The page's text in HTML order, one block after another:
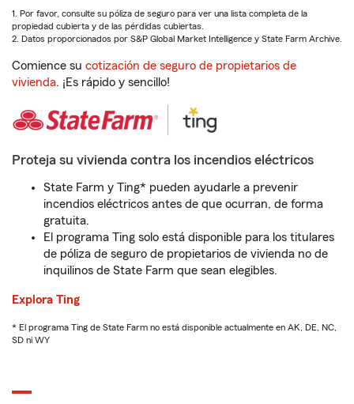
1. Por favor, consulte su póliza de seguro para ver una lista completa de la
propiedad cubierta y de las pérdidas cubiertas.
2. Datos proporcionados por S&P Global Market Intelligence y State Farm Archive.
Comience su cotización de seguro de propietarios de
vivienda. ¡Es rápido y sencillo!
Proteja su vivienda contra los incendios eléctricos
State Farm y Ting* pueden ayudarle a prevenir
incendios eléctricos antes de que ocurran, de forma
gratuita.
El programa Ting solo está disponible para los titulares
de póliza de seguro de propietarios de vivienda no de
inquilinos de State Farm que sean elegibles.
Explora Ting
* El programa Ting de State Farm no está disponible actualmente en AK, DE, NC,
SD ni WY